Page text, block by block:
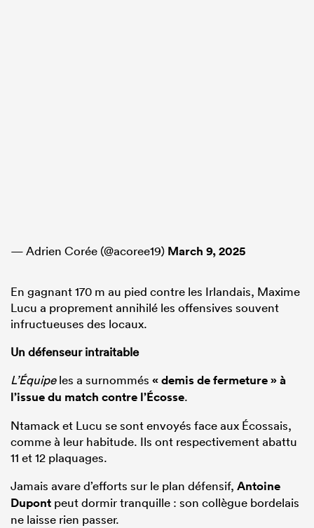
— Adrien Corée (@acoree19) March 9, 2025
En gagnant 170 m au pied contre les Irlandais, Maxime
Lucu a proprement annihilé les offensives souvent
infructueuses des locaux.
Un défenseur intraitable
L’Équipeles a surnommés « demis de fermeture » à
l’issue du match contre l’Écosse.
Ntamack et Lucu se sont envoyés face aux Écossais,
comme à leur habitude. Ils ont respectivement abattu
11 et 12 plaquages.
Jamais avare d’efforts sur le plan défensif, Antoine
Dupont peut dormir tranquille : son collègue bordelais
ne laisse rien passer.